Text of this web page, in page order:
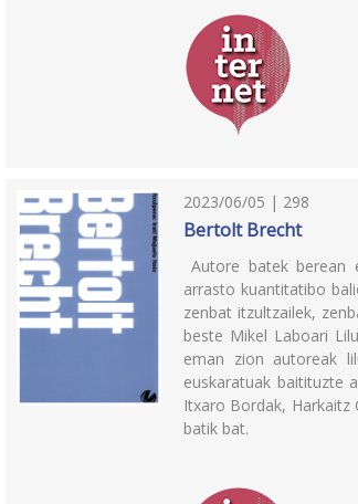
2023/06/05 | 298
Bertolt Brecht
Autore batek berean
arrasto kuantitatibo
zenbat itzultzailek,
beste Mikel Laboari
eman zion autoreak
euskaratuak baitituzte
Itxaro Bordak, Harkaitz
batik bat.